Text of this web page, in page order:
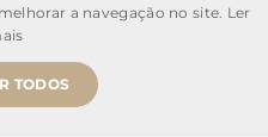
a navegação no site. Ler
TODOS